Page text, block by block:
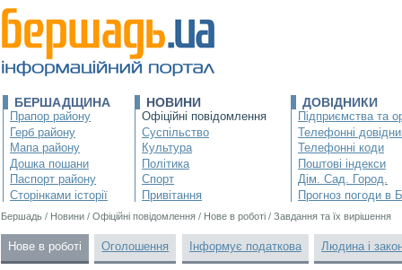
БЕРШАДЩИНА
Прапор району
Герб району
Мапа району
Дошка пошани
Паспорт району
Сторінками історії
НОВИНИ
Офіційні повідомлення
Суспільство
Культура
Політика
Спорт
Привітання
ДОВІДНИКИ
Підприємства та
Телефонні
Телефонні коди
Поштові індекси
Дім. Сад. Город.
Прогноз погоди в
Бершадь / Новини / Офіційні повідомлення / Нове в роботі / Завдання та їх вирішення
Нове в роботі Оголошення Інформує податкова Людина і